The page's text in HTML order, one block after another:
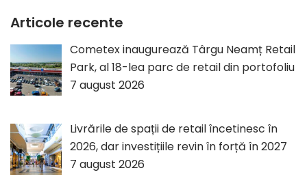
Articole recente
Cometex inaugurează Târgu Neamț Retail
Park, al 18-lea parc de retail din portofoliu
7 august 2026
Livrările de spații de retail încetinesc în
2026, dar investițiile revin în forță în 2027
7 august 2026